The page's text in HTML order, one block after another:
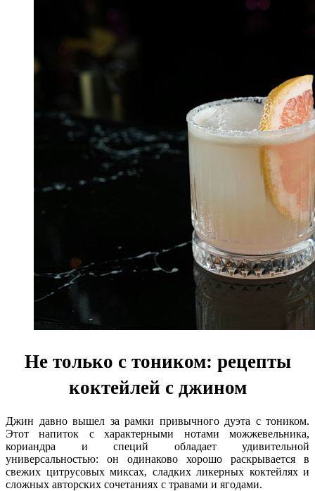
Не только с тоником: рецепты
коктейлей с джином
Джин давно вышел за рамки привычного дуэта с тоником.
Этот напиток с характерными нотами можжевельника,
кориандра и специй обладает удивительной
универсальностью: он одинаково хорошо раскрывается в
свежих цитрусовых миксах, сладких ликерных коктейлях и
сложных авторских сочетаниях с травами и ягодами.